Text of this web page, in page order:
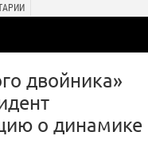
двойника»
о динамике